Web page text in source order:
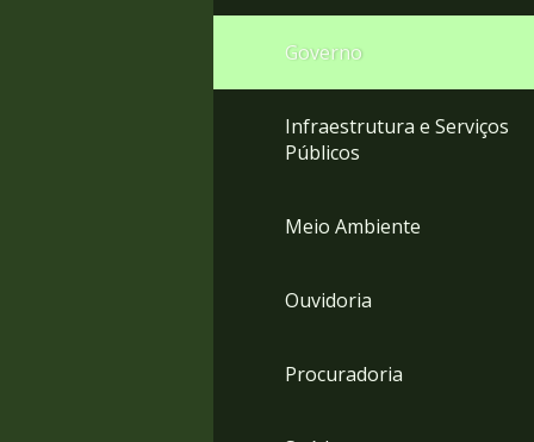
Governo
Infraestrutura e Serviços
Públicos
Meio Ambiente
Ouvidoria
Procuradoria